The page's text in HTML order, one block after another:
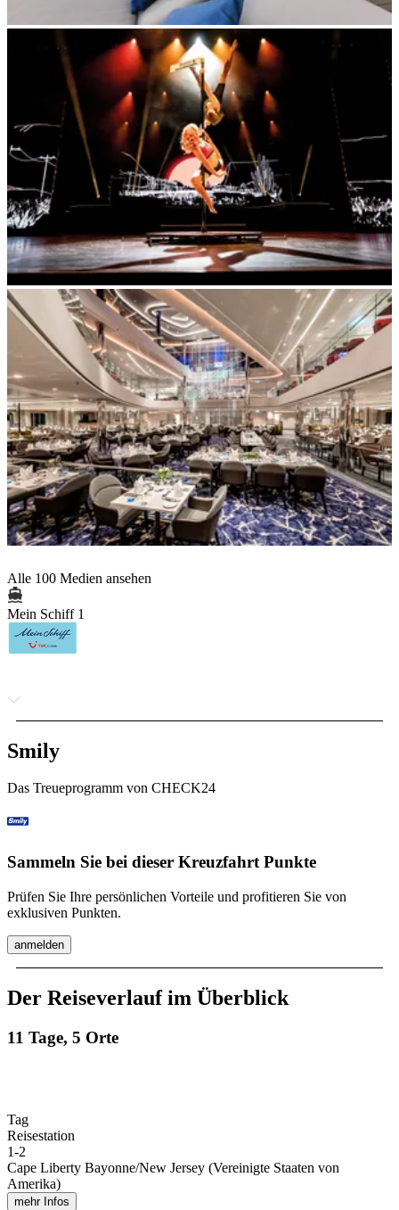
Alle 100 Medien ansehen
Mein Schiff 1
Smily
Das Treueprogramm von CHECK24
Sammeln Sie bei dieser Kreuzfahrt Punkte
Prüfen Sie Ihre persönlichen Vorteile und profitieren Sie von
exklusiven Punkten.
anmelden
Der Reiseverlauf im Überblick
11 Tage, 5 Orte
Tag
Reisestation
1-2
Cape Liberty Bayonne/New Jersey (Vereinigte Staaten von
Amerika)
mehr Infos